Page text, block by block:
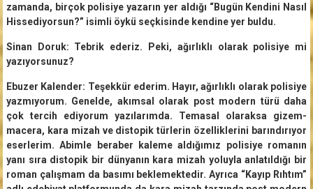
zamanda, birçok polisiye yazarın yer aldığı “Bugün Kendini Nasıl
Hissediyorsun?” isimli öykü seçkisinde kendine yer buldu.
Sinan Doruk: Tebrik ederiz. Peki, ağırlıklı olarak polisiye mi
yazıyorsunuz?
Ebuzer Kalender: Teşekkür ederim. Hayır, ağırlıklı olarak polisiye
yazmıyorum. Genelde, akımsal olarak post modern türü daha
çok tercih ediyorum yazılarımda. Temasal olaraksa gizem-
macera, kara mizah ve distopik türlerin özelliklerini barındırıyor
eserlerim. Abimle beraber kaleme aldığımız polisiye romanın
yanı sıra distopik bir dünyanın kara mizah yoluyla anlatıldığı bir
roman çalışmam da basımı beklemektedir. Ayrıca “Kayıp Rıhtım”